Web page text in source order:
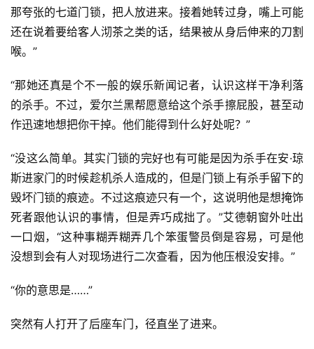
那夸张的七道门锁，把人放进来。接着她转过身，嘴上可能
还在说着要给客人沏茶之类的话，结果被从身后伸来的刀割
喉。”
“那她还真是个不一般的娱乐新闻记者，认识这样干净利落
的杀手。不过，爱尔兰黑帮愿意给这个杀手擦屁股，甚至动
作迅速地想把你干掉。他们能得到什么好处呢？”
“没这么简单。其实门锁的完好也有可能是因为杀手在安·琼
斯进家门的时候趁机杀人造成的，但是门锁上有杀手留下的
毁坏门锁的痕迹。不过这痕迹只有一个，这说明他是想掩饰
死者跟他认识的事情，但是弄巧成拙了。”艾德朝窗外吐出
一口烟，“这种事糊弄糊弄几个笨蛋警员倒是容易，可是他
没想到会有人对现场进行二次查看，因为他压根没安排。”
“你的意思是……”
突然有人打开了后座车门，径直坐了进来。